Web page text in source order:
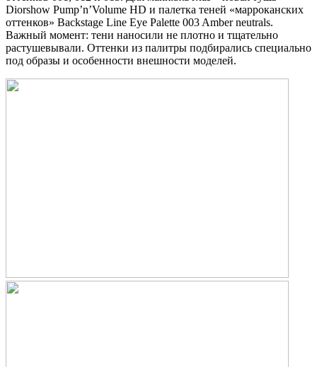
Diorshow Pump’n’Volume HD и палетка теней «марроканских
оттенков» Backstage Line Eye Palette 003 Amber neutrals.
Важный момент: тени наносили не плотно и тщательно
растушевывали. Оттенки из палитры подбирались специально
под образы и особенности внешности моделей.